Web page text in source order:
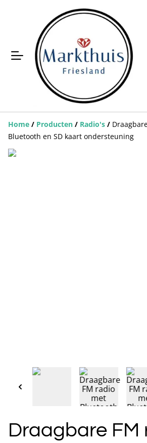
Home / Producten / Radio's /
Bluetooth en SD kaart ondersteuning
Draagbare FM